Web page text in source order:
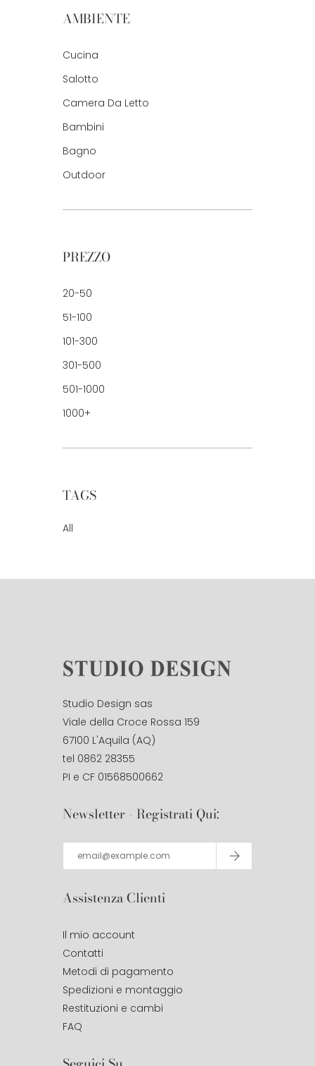
AMBIENTE
Cucina
Salotto
Camera Da Letto
Bambini
Bagno
Outdoor
PREZZO
20-50
51-100
101-300
301-500
501-1000
1000+
TAGS
All
Studio Design sas
Viale della Croce Rossa 159
67100 L'Aquila (AQ)
tel 0862 28355
PI e CF 01568500662
Newsletter - Registrati Qui:
Assistenza Clienti
Il mio account
Contatti
Metodi di pagamento
Spedizioni e montaggio
Restituzioni e cambi
FAQ